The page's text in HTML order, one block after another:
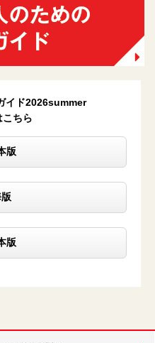
イド2026summer
こちら
版
版